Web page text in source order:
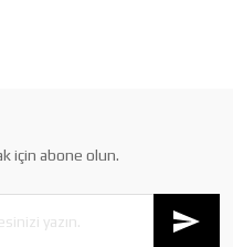
için abone olun.